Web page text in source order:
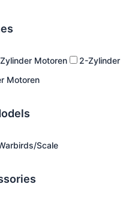
Motoren
2-Zylinder
Motoren
Scale